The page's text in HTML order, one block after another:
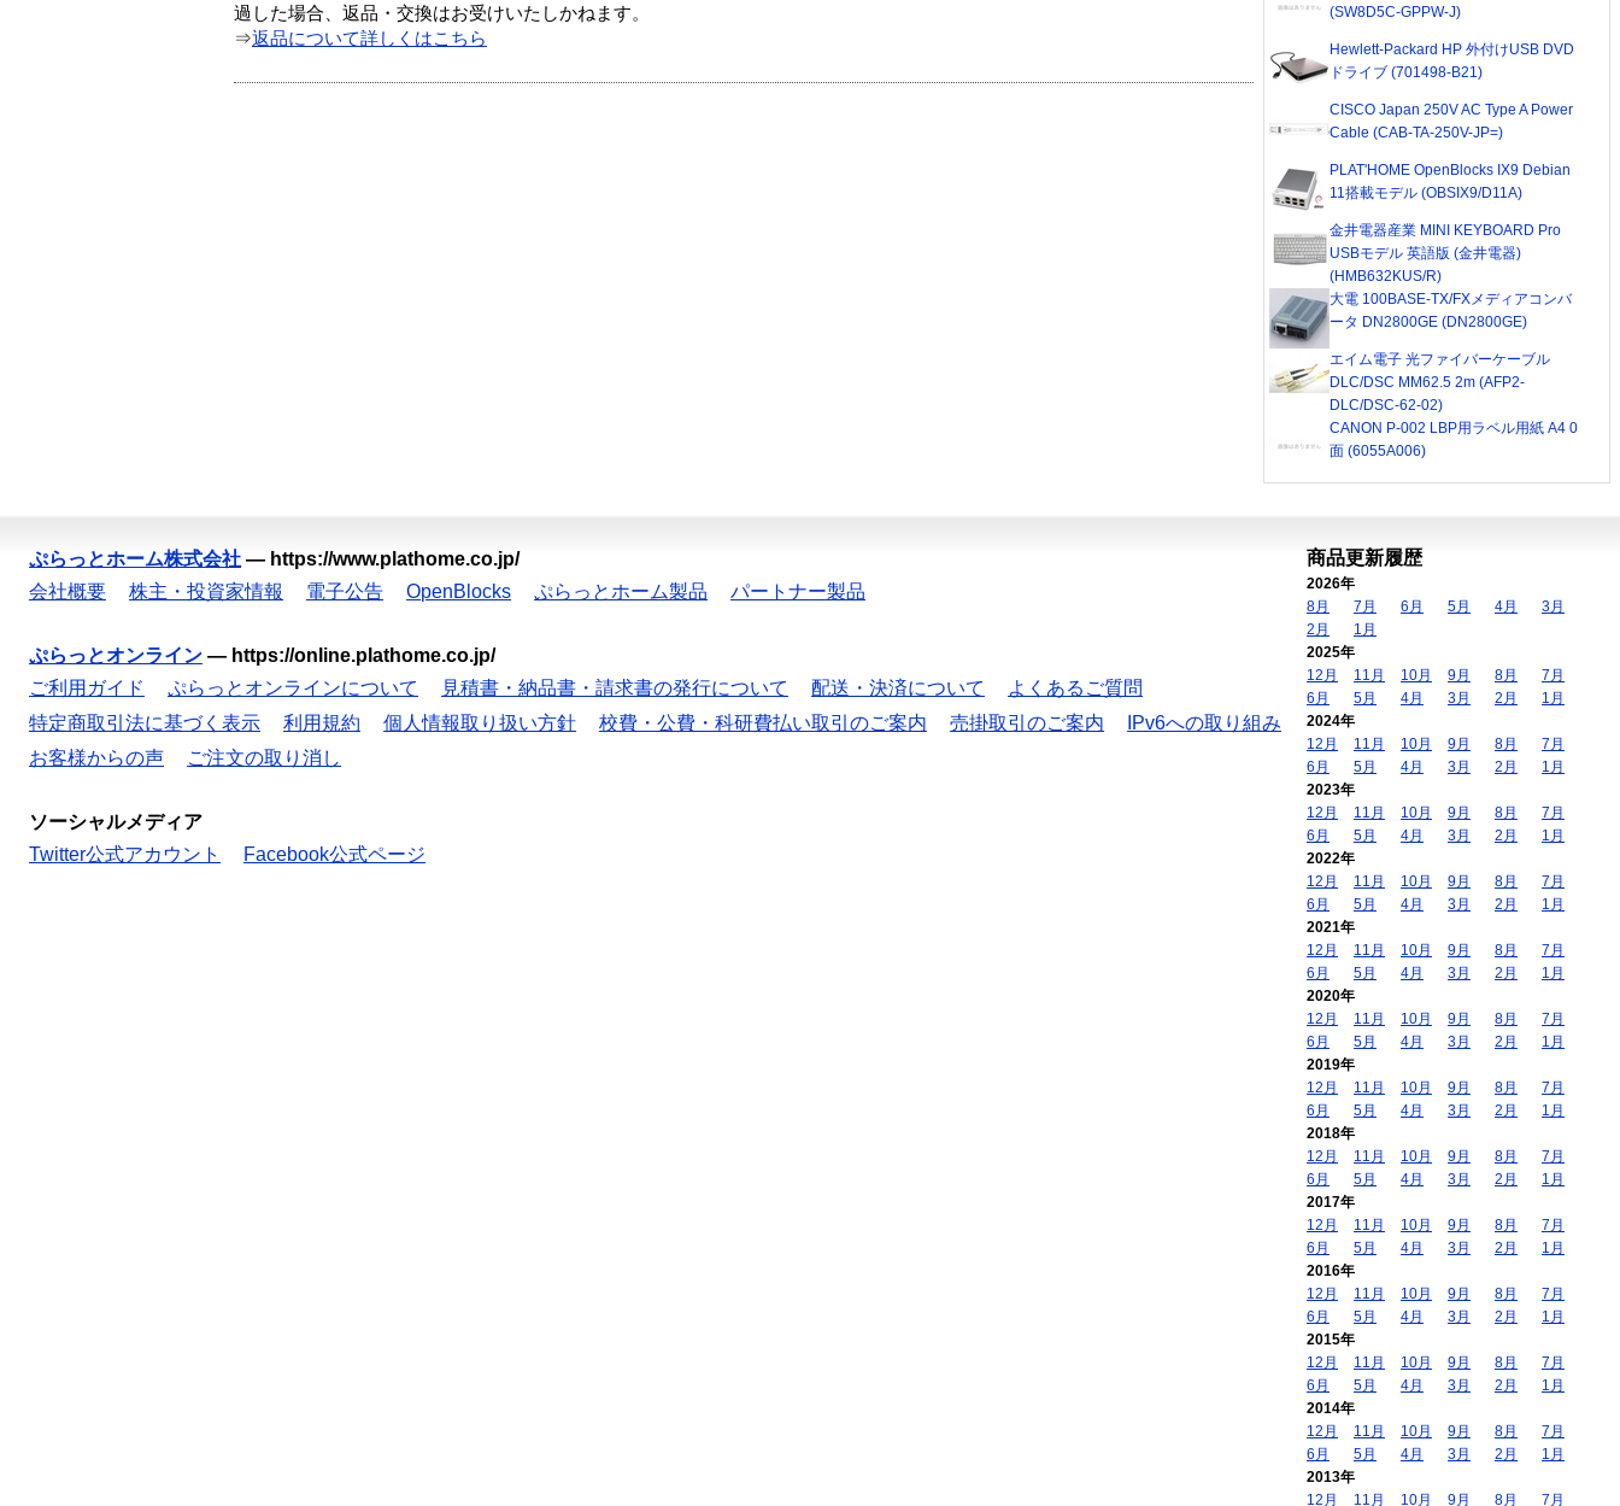
過した場合、返品・交換はお受けいたしかねます。
⇒返品について詳しくはこちら
(SW8D5C-GPPW-J)
Hewlett-Packard HP 外付けUSB DVD
ドライブ (701498-B21)
CISCO Japan 250V AC Type A Power
Cable (CAB-TA-250V-JP=)
PLAT'HOME OpenBlocks IX9 Debian
11搭載モデル (OBSIX9/D11A)
金井電器産業 MINI KEYBOARD Pro
USBモデル 英語版 (金井電器)
(HMB632KUS/R)
大電 100BASE-TX/FXメディアコンバ
ータ DN2800GE (DN2800GE)
エイム電子 光ファイバーケーブル
DLC/DSC MM62.5 2m (AFP2-
DLC/DSC-62-02)
CANON P-002 LBP用ラベル用紙 A4 0
面 (6055A006)
ぷらっとホーム株式会社 — https://www.plathome.co.jp/
会社概要
株主・投資家情報 電子公告 OpenBlocks ぷらっとホーム製品 パートナー製品
ぷらっとオンライン — https://online.plathome.co.jp/
ご利用ガイド
ぷらっとオンラインについて 見積書・納品書・請求書の発行について 配送・決済について
よくあるご質問
特定商取引法に基づく表示
利用規約 個人情報取り扱い方針 校費・公費・科研費払い取引のご案内 売掛取引のご案内
IPv6への取り組み
お客様からの声
ご注文の取り消し
ソーシャルメディア
Twitter公式アカウント
Facebook公式ページ
商品更新履歴
2026年
8月
7月 6月 5月 4月
3月
2月
1月
2025年
12月
11月 10月 9月 8月
7月
6月
5月 4月 3月 2月
1月
2024年
12月
11月 10月 9月 8月
7月
6月
5月 4月 3月 2月
1月
2023年
12月
11月 10月 9月 8月
7月
6月
5月 4月 3月 2月
1月
2022年
12月
11月 10月 9月 8月
7月
6月
5月 4月 3月 2月
1月
2021年
12月
11月 10月 9月 8月
7月
6月
5月 4月 3月 2月
1月
2020年
12月
11月 10月 9月 8月
7月
6月
5月 4月 3月 2月
1月
2019年
12月
11月 10月 9月 8月
7月
6月
5月 4月 3月 2月
1月
2018年
12月
11月 10月 9月 8月
7月
6月
5月 4月 3月 2月
1月
2017年
12月
11月 10月 9月 8月
7月
6月
5月 4月 3月 2月
1月
2016年
12月
11月 10月 9月 8月
7月
6月
5月 4月 3月 2月
1月
2015年
12月
11月 10月 9月 8月
7月
6月
5月 4月 3月 2月
1月
2014年
12月
11月 10月 9月 8月
7月
6月
5月 4月 3月 2月
1月
2013年
12月
11月 10月 9月 8月 7月